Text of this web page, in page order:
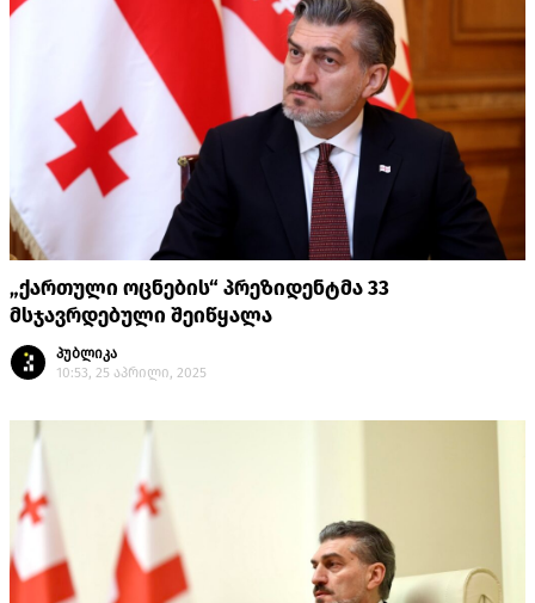
„ქართული ოცნების“ პრეზიდენტმა 33
მსჯავრდებული შეიწყალა
პუბლიკა
10:53, 25 აპრილი, 2025